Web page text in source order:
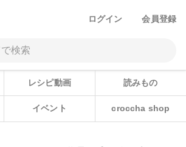
ログイン 会員登録
レシピ動画 読みもの
イベント croccha shop